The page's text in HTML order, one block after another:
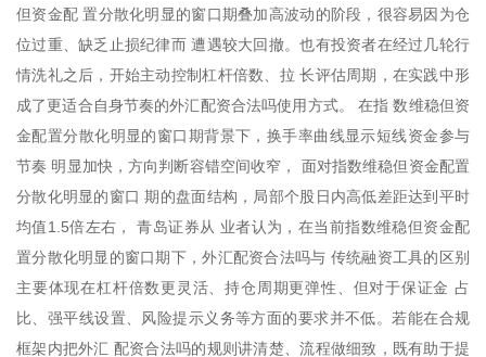
但资金配 置分散化明显的窗口期叠加高波动的阶段，很容易因为仓
位过重、缺乏止损纪律而 遭遇较大回撤。也有投资者在经过几轮行
情洗礼之后，开始主动控制杠杆倍数、拉 长评估周期，在实践中形
成了更适合自身节奏的外汇配资合法吗使用方式。 在指 数维稳但资
金配置分散化明显的窗口期背景下，换手率曲线显示短线资金参与
节奏 明显加快，方向判断容错空间收窄， 面对指数维稳但资金配置
分散化明显的窗口 期的盘面结构，局部个股日内高低差距达到平时
均值1.5倍左右， 青岛证券从 业者认为，在当前指数维稳但资金配
置分散化明显的窗口期下，外汇配资合法吗与 传统融资工具的区别
主要体现在杠杆倍数更灵活、持仓周期更弹性、但对于保证金 占
比、强平线设置、风险提示义务等方面的要求并不低。若能在合规
框架内把外汇 配资合法吗的规则讲清楚、流程做细致，既有助于提